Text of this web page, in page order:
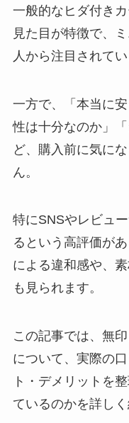
一般的なヒダ付き
見た目が特徴で、
人から注目されてい
一方で、「本当に
性は十分なのか」
ど、購入前に気に
ん。
特にSNSやレビュ
るという高評価が
による違和感や、
も見られます。
この記事では、無
について、実際の
ト・デメリットを
ているのかを詳しく